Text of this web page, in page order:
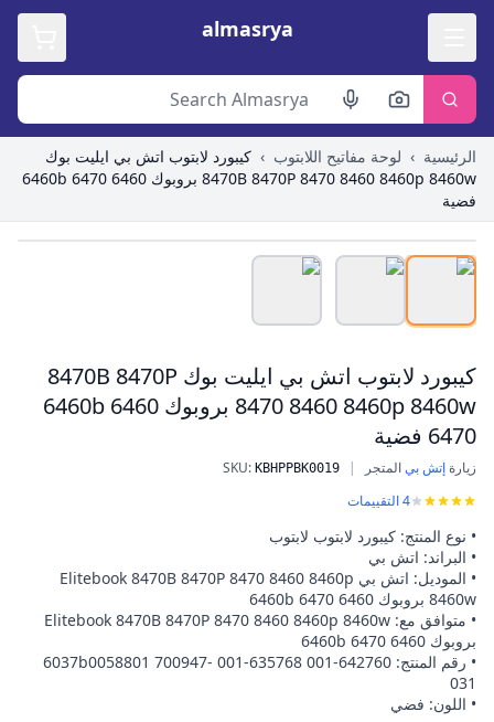
almasrya
الرئيسية › لوحة مفاتيح اللابتوب › كيبورد لابتوب اتش بي ايليت بوك
8470B 8470P 8470 8460 8460p 8460w بروبوك 6460 6460b 6470
فضية
كيبورد لابتوب اتش بي ايليت بوك 8470B 8470P
8470 8460 8460p 8460w بروبوك 6460 6460b
6470 فضية
كيبورد لابتوب اتش بي ايليت بوك 8470B 8470P 8470 8460 8460p 8460w بروبوك 6460 6460b 6470 فضية
زيارةإتش بيالمتجر |
SKU: KBHPPBK0019
4التقييمات
• نوع المنتج: كيبورد لابتوب لابتوب
• البراند: اتش بي
• الموديل: اتش بي Elitebook 8470B 8470P 8470 8460 8460p
8460w بروبوك 6460 6460b 6470
• متوافق مع: Elitebook 8470B 8470P 8470 8460 8460p 8460w
بروبوك 6460 6460b 6470
• رقم المنتج: 642760-001 635768-001 6037b0058801 700947-
031
• اللون: فضي